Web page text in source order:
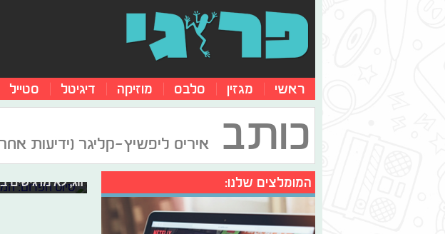
ראשי מגזין סלבס מוזיקה דיגיטל סטייל
כותב איריס ליפשיץ-קליגר (ידיעות
סיוט
זוג, לא מרגישים
המומלצים שלנו: